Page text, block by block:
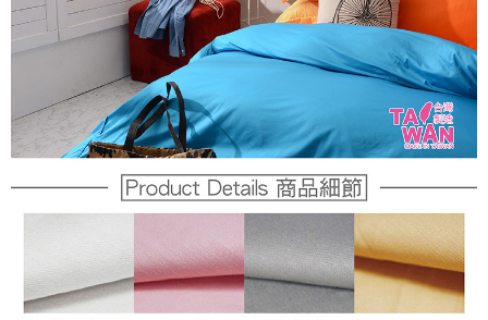
１．透過由恩沛科技股份有限公司提供之「AFTEE先享後付」服務完成之交
易，需依本服務之必要範圍內提供個人資料，並將交易相關給付款項請求債
權轉讓予恩沛科技股份有限公司。
２．關於個人資料處理事宜，請瀏覽以下網址：
https://aftee.tw/terms/#terms3
３．未成年的使用者請事先徵得法定代理人或監護人之同意方可使用
「AFTEE先享後付」，若未經同意申辦者引起之損失，本公司不負相關責
任。
時審查核予不同之上限額度；若仍有額度不足之情形，本公司將視審查結果
請求用戶進行身份認證。
５．嚴禁一人註冊多個帳號或使用他人資訊註冊。若發現惡意使用之情形，
恩沛科技股份有限公司將有權停止該用戶之使用額度並採取法律行動。